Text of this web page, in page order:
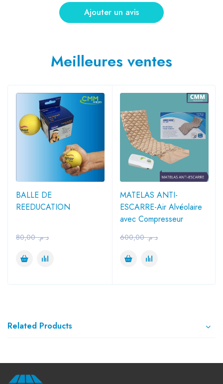
Meilleures ventes
BALLE DE
REEDUCATION
د.م.80,00
MATELAS ANTI-
ESCARRE-Air Alvéolaire
avec Compresseur
د.م.600,00
Related Products